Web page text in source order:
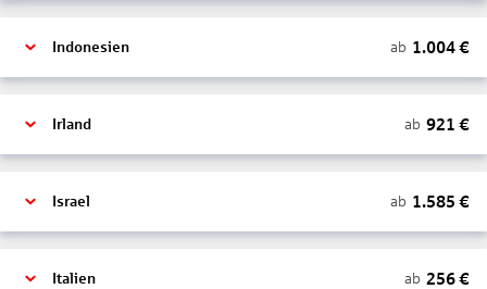
Indonesien ab 1.004€
Irland ab 921 €
Israel ab 1.585 €
Italien ab 256€